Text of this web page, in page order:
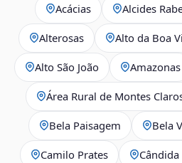
Acácias Alcides
Alterosas Alto da Boa
Alto São João Amazonas
Área Rural de Montes
Bela Paisagem Bela
Camilo Prates